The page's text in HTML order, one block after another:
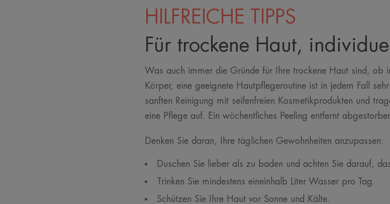
HILFREICHE TIPPS
Für trockene Haut,
Was auch immer die Gründe für Ihre trockene Haut sind, ob
Körper, eine geeignete Hautpflegeroutine ist in jedem Fall
sanften Reinigung mit seifenfreien Kosmetikprodukten und
eine Pflege auf. Ein wöchentliches Peeling entfernt
Denken Sie daran, Ihre täglichen Gewohnheiten anzupassen:
Duschen Sie lieber als zu baden und achten Sie darauf,
Trinken Sie mindestens eineinhalb Liter Wasser pro Tag.
Schützen Sie Ihre Haut vor Sonne und Kälte.